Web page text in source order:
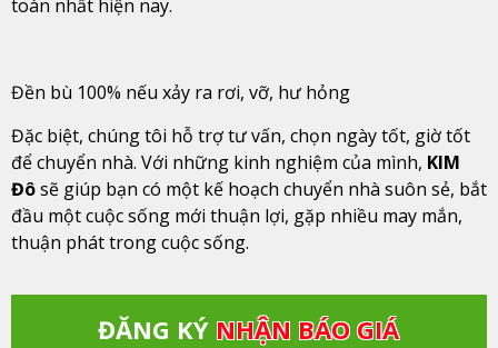
toàn nhất hiện nay.
Đền bù 100% nếu xảy ra rơi, vỡ, hư hỏng
Đặc biệt, chúng tôi hỗ trợ tư vấn, chọn ngày tốt, giờ tốt
để chuyển nhà. Với những kinh nghiệm của mình, KIM
Đôsẽ giúp bạn có một kế hoạch chuyển nhà suôn sẻ, bắt
đầu một cuộc sống mới thuận lợi, gặp nhiều may mắn,
thuận phát trong cuộc sống.
ĐĂNG KÝ NHẬN BÁO GIÁ